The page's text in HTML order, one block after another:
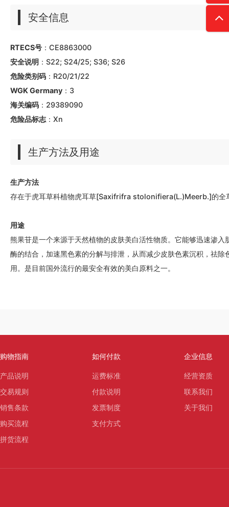
安全信息
RTECS号 ：CE8863000
安全说明 ：S22; S24/25; S36; S26
危险类别码 ：R20/21/22
WGK Germany ：3
海关编码 ：29389090
危险品标志 ：Xn
生产方法及用途
生产方法
存在于虎耳草科植物虎耳草[Saxifrifra stolonifiera(L.)Meerb.]的
用途
熊果苷是一个来源于天然植物的皮肤美白活性物质。它能够迅速渗
酶的结合，加速黑色素的分解与排泄，从而减少皮肤色素沉积，祛
用。是目前国外流行的最安全有效的美白原料之一。
购物指南
产品说明
交易规则
销售条款
购买流程
拼货流程
如何付款
运费标准
付款说明
发票制度
支付方式
企业信息
经营资质
联系我们
关于我们